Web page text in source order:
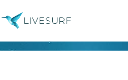
LIVESURF